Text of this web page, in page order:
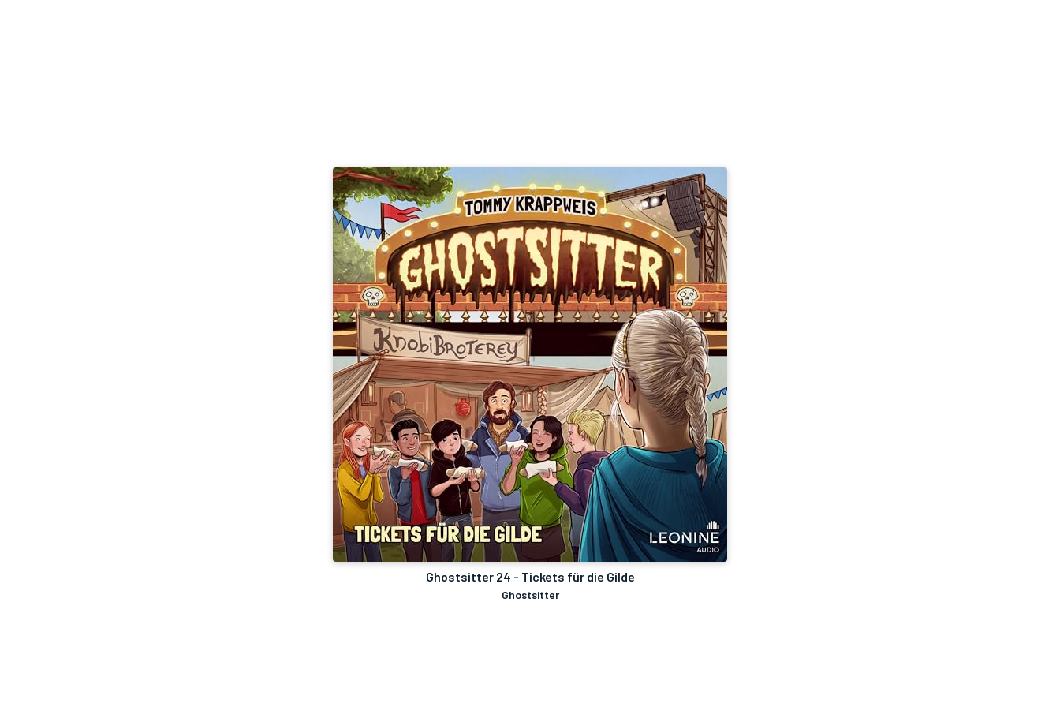
Ghostsitter 24 - Tickets für die Gilde
Ghostsitter